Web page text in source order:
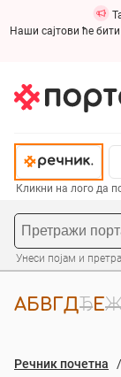
Наши сајтови ће
Кликни на лого да
Унеси појам и
АБВГ ДЂЕ
Речник почетна